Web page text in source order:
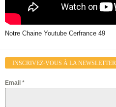
Notre Chaine Youtube Cerfrance 49
INSCRIVEZ-VOUS À LA NEWSLETTER
Email *